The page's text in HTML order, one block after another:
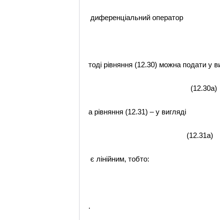
диференціальний оператор
тоді рівняння (12.30) можна подати у
(12.30а)
а рівняння (12.31) – у вигляді
(12.31а)
є лінійним, тобто:
.